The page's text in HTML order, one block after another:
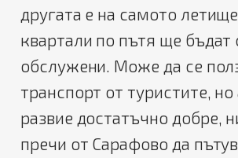
другата е на самото
квартали по пътя ще бъдат
обслужени. Може да се
транспорт от туристите, но
развие достатъчно добре,
пречи от Сарафово да